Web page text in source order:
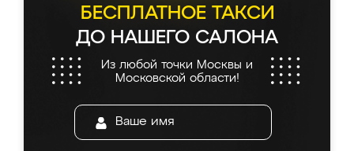
БЕСПЛАТНОЕ ТАКСИ
ДО НАШЕГО САЛОНА
Из любой точки Москвы и
Московской области!